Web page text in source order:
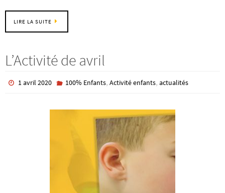
LIRE LA SUITE
L’Activité de avril
1 avril 2020 100% Enfants, Activité enfants, actualités